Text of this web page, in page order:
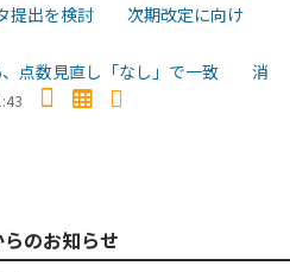
タ提出を検討 次期改定に向け
、点数見直し「なし」で一致 消
のお知らせ